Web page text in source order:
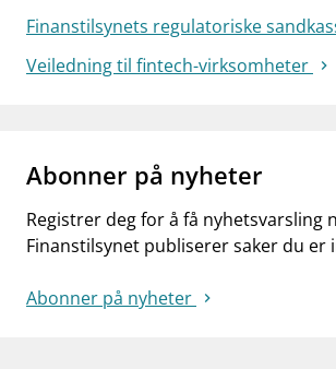
Finanstilsynets regulatoriske
Veiledning til fintech-virksomheter
Abonner på nyheter
Registrer deg for å få nyhetsvarsling
Finanstilsynet publiserer saker du er
Abonner på nyheter